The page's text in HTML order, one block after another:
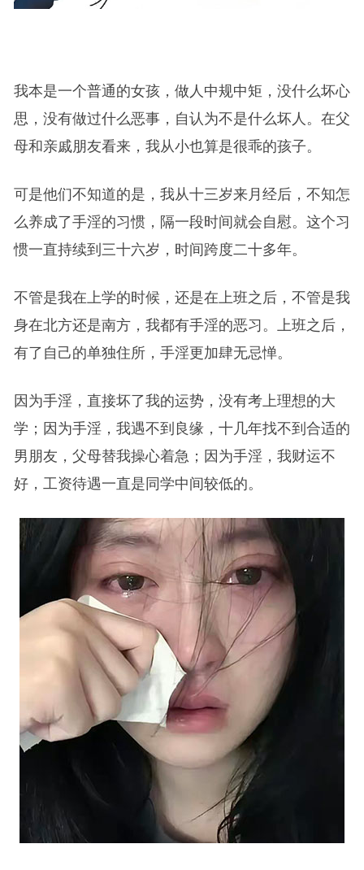
我本是一个普通的女孩，做人中规中矩，没什么坏心
思，没有做过什么恶事，自认为不是什么坏人。在父
母和亲戚朋友看来，我从小也算是很乖的孩子。
可是他们不知道的是，我从十三岁来月经后，不知怎
么养成了手淫的习惯，隔一段时间就会自慰。这个习
惯一直持续到三十六岁，时间跨度二十多年。
不管是我在上学的时候，还是在上班之后，不管是我
身在北方还是南方，我都有手淫的恶习。上班之后，
有了自己的单独住所，手淫更加肆无忌惮。
因为手淫，直接坏了我的运势，没有考上理想的大
学；因为手淫，我遇不到良缘，十几年找不到合适的
男朋友，父母替我操心着急；因为手淫，我财运不
好，工资待遇一直是同学中间较低的。